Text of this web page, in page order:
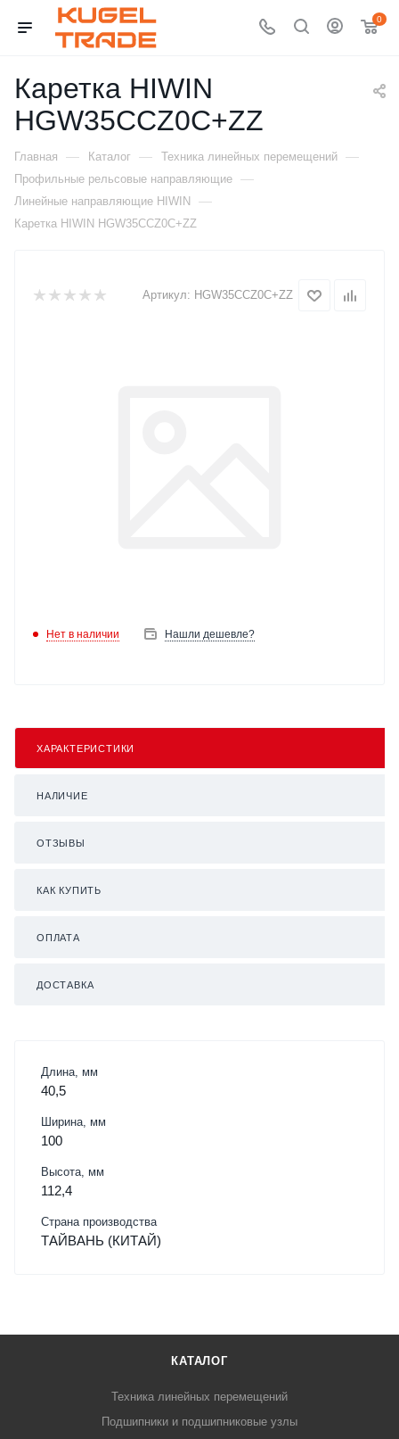
0
Каретка HIWIN
HGW35CCZ0C+ZZ
Главная — Каталог — Техника линейных перемещений —
Профильные рельсовые направляющие —
Линейные направляющие HIWIN —
Каретка HIWIN HGW35CCZ0C+ZZ
Артикул: HGW35CCZ0C+ZZ
Нет в наличии Нашли дешевле?
ХАРАКТЕРИСТИКИ
НАЛИЧИЕ
ОТЗЫВЫ
КАК КУПИТЬ
ОПЛАТА
ДОСТАВКА
Длина, мм
40,5
Ширина, мм
100
Высота, мм
112,4
Страна производства
ТАЙВАНЬ (КИТАЙ)
КАТАЛОГ
Техника линейных перемещений
Подшипники и подшипниковые узлы